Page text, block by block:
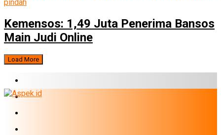
Kemensos: 1,49 Juta Penerima Bansos
Main Judi Online
Load More
BUMN